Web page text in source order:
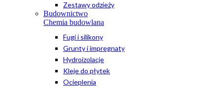
Zestawy odzieży
Budownictwo
Chemia budowlana
Fugi i silikony
Grunty i impregnaty
Hydroizolacje
Kleje do płytek
Ocieplenia